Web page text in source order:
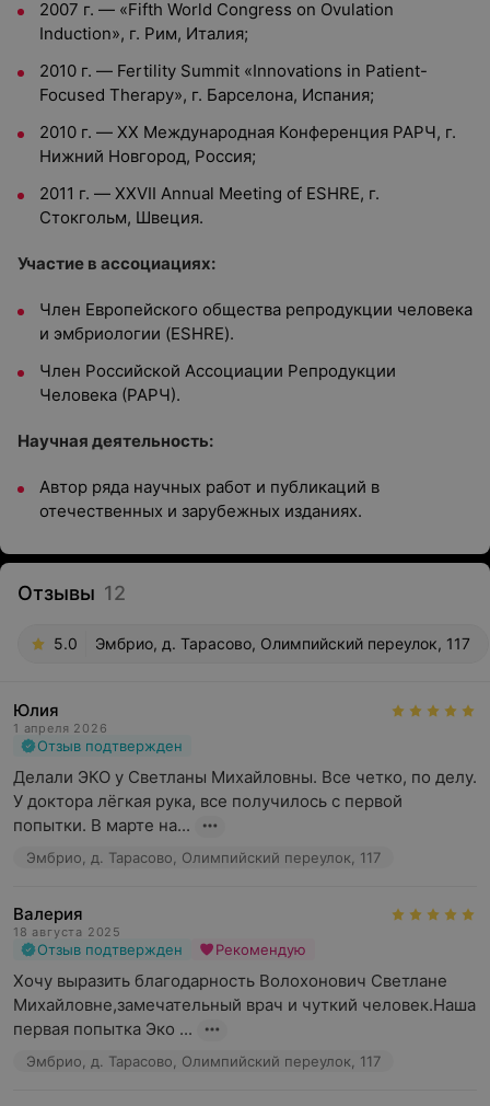
2007 г. — «Fifth World Congress on Ovulation
Induction», г. Рим, Италия;
2010 г. — Fertility Summit «Innovations in Patient-
Focused Therapy», г. Барселона, Испания;
2010 г. — XX Международная Конференция РАРЧ, г.
Нижний Новгород, Россия;
2011 г. — XXVII Annual Meeting of ESHRE, г.
Стокгольм, Швеция.
Участие в ассоциациях:
Член Европейского общества репродукции человека
и эмбриологии (ESHRE).
Член Российской Ассоциации Репродукции
Человека (РАРЧ).
Научная деятельность:
Автор ряда научных работ и публикаций в
отечественных и зарубежных изданиях.
Отзывы 12
5.0 Эмбрио, д. Тарасово, Олимпийский переулок, 117
Юлия
1 апреля 2026
Отзыв подтвержден
Делали ЭКО у Светланы Михайловны. Все четко, по делу.
У доктора лёгкая рука, все получилось с первой
попытки. В марте на...
Эмбрио, д. Тарасово, Олимпийский переулок, 117
Валерия
18 августа 2025
Отзыв подтвержден Рекомендую
Хочу выразить благодарность Волохонович Светлане
Михайловне,замечательный врач и чуткий человек.Наша
первая попытка Эко ...
Эмбрио, д. Тарасово, Олимпийский переулок, 117